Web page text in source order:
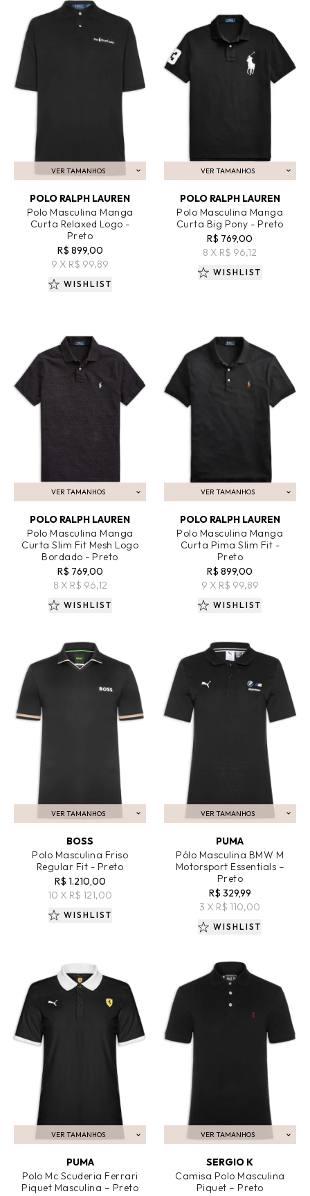
VER TAMANHOS
ADICIONAR AO CARRINHO
POLO RALPH LAUREN
Polo Masculina Manga
Curta Relaxed Logo -
Preto
R$ 899,00
9 X R$ 99,89
WISHLIST
VER TAMANHOS
ADICIONAR AO CARRINHO
POLO RALPH LAUREN
Polo Masculina Manga
Curta Big Pony - Preto
R$ 769,00
8 X R$ 96,12
WISHLIST
VER TAMANHOS
ADICIONAR AO CARRINHO
POLO RALPH LAUREN
Polo Masculina Manga
Curta Slim Fit Mesh Logo
Bordado - Preto
R$ 769,00
8 X R$ 96,12
WISHLIST
VER TAMANHOS
ADICIONAR AO CARRINHO
POLO RALPH LAUREN
Polo Masculina Manga
Curta Pima Slim Fit -
Preto
R$ 899,00
9 X R$ 99,89
WISHLIST
VER TAMANHOS
ADICIONAR AO CARRINHO
BOSS
Polo Masculina Friso
Regular Fit - Preto
R$ 1.210,00
10 X R$ 121,00
WISHLIST
VER TAMANHOS
ADICIONAR AO CARRINHO
PUMA
Pólo Masculina BMW M
Motorsport Essentials –
Preto
R$ 329,99
3 X R$ 110,00
WISHLIST
VER TAMANHOS
ADICIONAR AO CARRINHO
PUMA
Polo Mc Scuderia Ferrari
Piquet Masculina – Preto
VER TAMANHOS
ADICIONAR AO CARRINHO
SERGIO K
Camisa Polo Masculina
Piquet – Preto